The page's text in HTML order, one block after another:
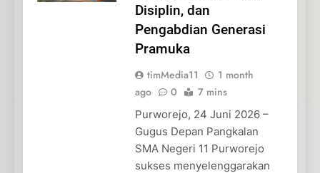
Disiplin, dan
Pengabdian Generasi
Pramuka
timMedia11
1 month
ago
0 7 mins
Purworejo, 24 Juni 2026 –
Gugus Depan Pangkalan
SMA Negeri 11 Purworejo
sukses menyelenggarakan